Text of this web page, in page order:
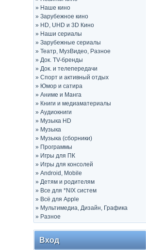
» Наше кино
» Зарубежное кино
» HD, UHD и 3D Кино
» Наши сериалы
» Зарубежные сериалы
» Театр, МузВидео, Разное
» Док. TV-бренды
» Док. и телепередачи
» Спорт и активный отдых
» Юмор и сатира
» Аниме и Манга
» Книги и медиаматериалы
» Аудиокниги
» Музыка HD
» Музыка
» Музыка (сборники)
» Программы
» Игры для ПК
» Игры для консолей
» Android, Mobile
» Детям и родителям
» Все для *NIX систем
» Всё для Apple
» Мультимедиа, Дизайн, Графика
» Разное
Вход